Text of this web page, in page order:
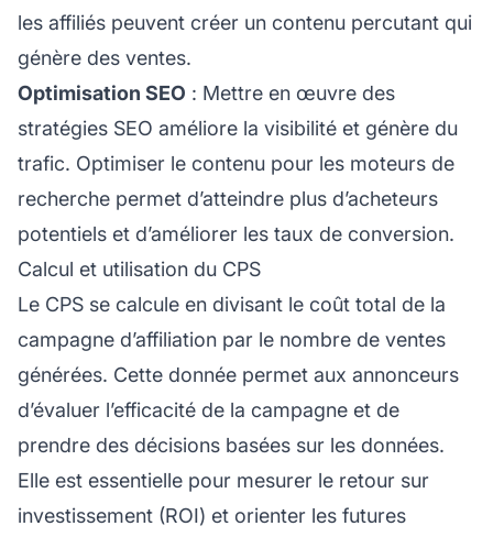
les affiliés peuvent créer un contenu percutant qui
génère des ventes.
Optimisation SEO : Mettre en œuvre des
stratégies SEO améliore la visibilité et génère du
trafic. Optimiser le contenu pour les moteurs de
recherche permet d’atteindre plus d’acheteurs
potentiels et d’améliorer les taux de conversion.
Calcul et utilisation du CPS
Le CPS se calcule en divisant le coût total de la
campagne d’affiliation par le nombre de ventes
générées. Cette donnée permet aux annonceurs
d’évaluer l’efficacité de la campagne et de
prendre des décisions basées sur les données.
Elle est essentielle pour mesurer le retour sur
investissement (ROI) et orienter les futures